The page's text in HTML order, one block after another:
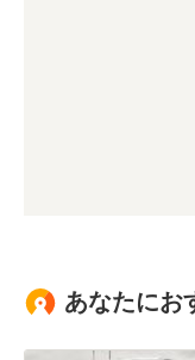
あなたにお